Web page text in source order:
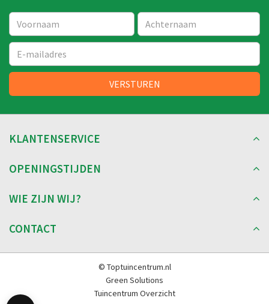
KLANTENSERVICE
OPENINGSTIJDEN
WIE ZIJN WIJ?
CONTACT
© Toptuincentrum.nl
Green Solutions
Tuincentrum Overzicht